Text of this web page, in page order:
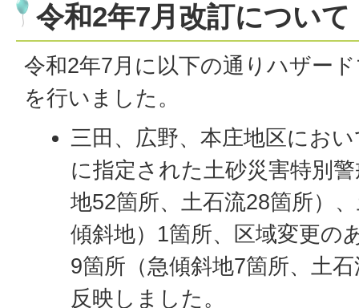
令和2年7月改訂について
令和2年7月に以下の通りハザー
を行いました。
三田、広野、本庄地区にお
に指定された土砂災害特別
地52箇所、土石流28箇所）
傾斜地）1箇所、区域変更の
9箇所（急傾斜地7箇所、土
反映しました。